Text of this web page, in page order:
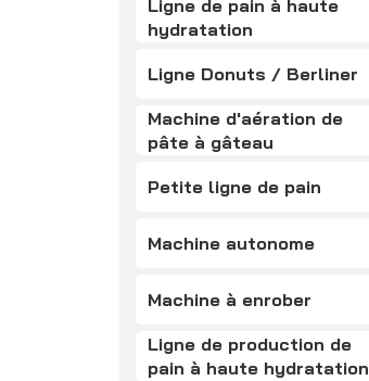
Ligne de pain à haute
hydratation
Ligne Donuts / Berliner
Machine d'aération de
pâte à gâteau
Petite ligne de pain
Machine autonome
Machine à enrober
Ligne de production de
pain à haute hydratation